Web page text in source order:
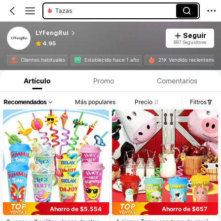
Globos Decorativos
LYFengRui
4.95
Seguir
887 Seguidores
Clientes habituales Establecido hace 1 año 21K Vendido
Artículo Promo Comentarios
Recomendados Más populares Precio Filtros
Ahorro de $5.554
Ahorro de $657